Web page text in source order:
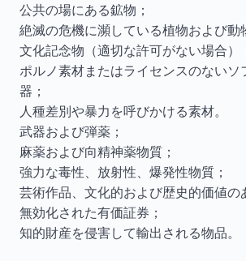
公共の場にある鉱物；
絶滅の危機に瀕している植物および動
文化記念物（適切な許可がない場合）
ポルノ素材またはライセンスのないソ
器；
人種差別や暴力を呼びかける素材。
武器および弾薬；
麻薬および向精神薬物質；
強力な毒性、放射性、爆発性物質；
芸術作品、文化的および歴史的価値の
無効化された有価証券；
知的財産を侵害して輸出される物品。